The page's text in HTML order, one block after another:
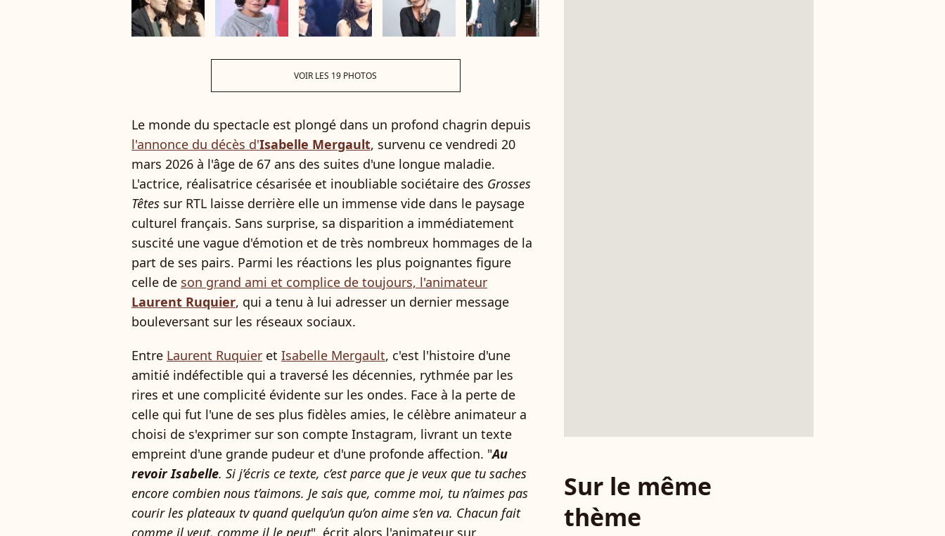
VOIR LES 19 PHOTOS
Le monde du spectacle est plongé dans un profond chagrin depuis
l'annonce du décès d'Isabelle Mergault, survenu ce vendredi 20
mars 2026 à l'âge de 67 ans des suites d'une longue maladie.
L'actrice, réalisatrice césarisée et inoubliable sociétaire des Grosses
Têtes sur RTL laisse derrière elle un immense vide dans le paysage
culturel français. Sans surprise, sa disparition a immédiatement
suscité une vague d'émotion et de très nombreux hommages de la
part de ses pairs. Parmi les réactions les plus poignantes figure
celle de son grand ami et complice de toujours, l'animateur
Laurent Ruquier, qui a tenu à lui adresser un dernier message
bouleversant sur les réseaux sociaux.
Entre Laurent Ruquier et Isabelle Mergault, c'est l'histoire d'une
amitié indéfectible qui a traversé les décennies, rythmée par les
rires et une complicité évidente sur les ondes. Face à la perte de
celle qui fut l'une de ses plus fidèles amies, le célèbre animateur a
choisi de s'exprimer sur son compte Instagram, livrant un texte
empreint d'une grande pudeur et d'une profonde affection. "Au
revoir Isabelle. Si j’écris ce texte, c’est parce que je veux que tu saches
encore combien nous t’aimons. Je sais que, comme moi, tu n’aimes pas
courir les plateaux tv quand quelqu’un qu’on aime s’en va. Chacun fait
comme il veut, comme il le peut", écrit alors l'animateur sur
Sur le même
thème